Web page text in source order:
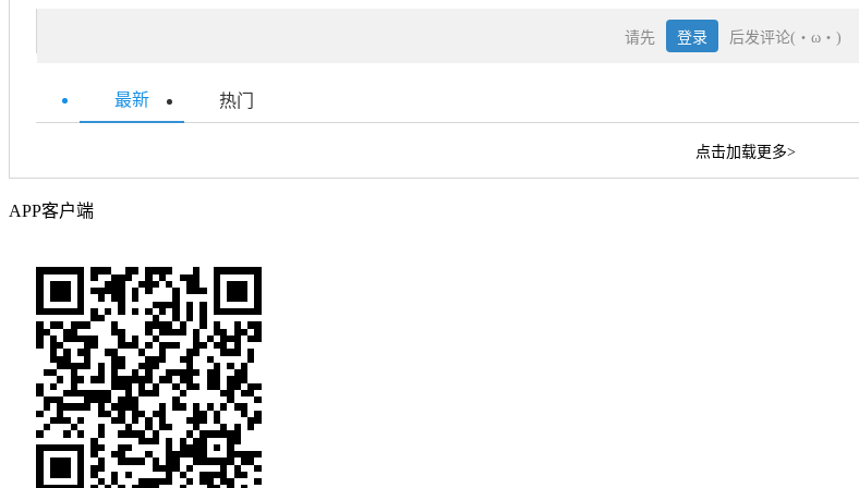
请先 登录 后发评论(・ω・)
最新 热门
点击加载更多>
APP客户端